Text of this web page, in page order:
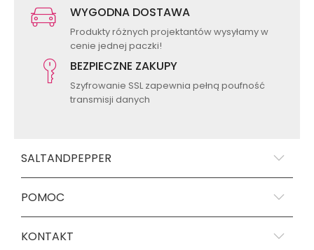
WYGODNA DOSTAWA
Produkty różnych projektantów wysyłamy w
cenie jednej paczki!
BEZPIECZNE ZAKUPY
Szyfrowanie SSL zapewnia pełną poufność
transmisji danych
SALTANDPEPPER
POMOC
KONTAKT